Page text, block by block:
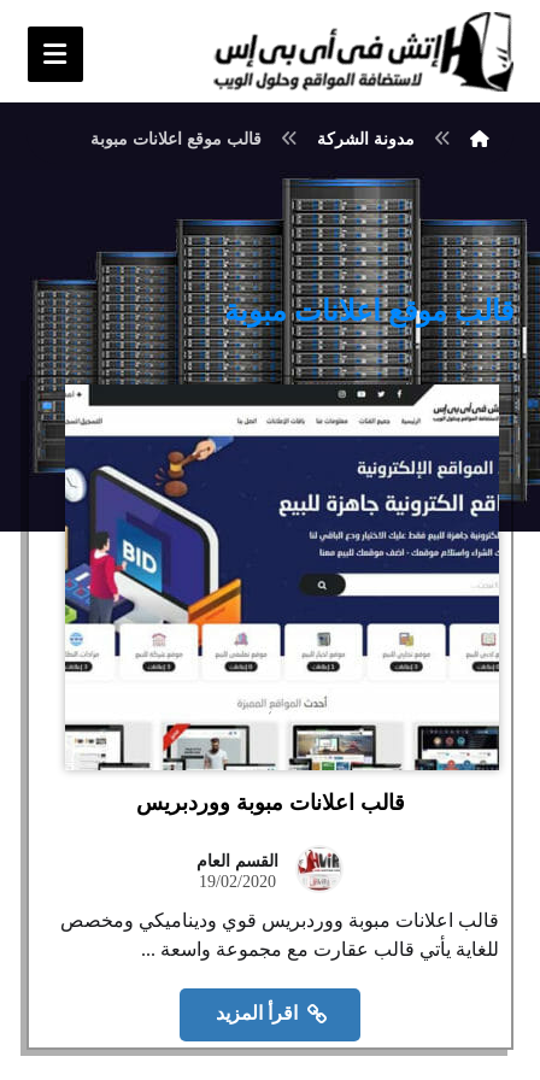
مدونة الشركة قالب موقع اعلانات مبوبة
قالب موقع اعلانات مبوبة
قالب اعلانات مبوبة ووردبريس
القسم العام
19/02/2020
قالب اعلانات مبوبة ووردبريس قوي وديناميكي ومخصص
للغاية يأتي قالب عقارت مع مجموعة واسعة ...
اقرأ المزيد